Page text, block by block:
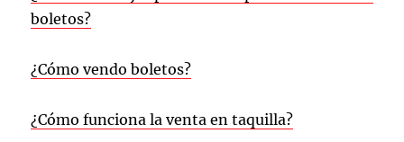
boletos?
¿Cómo vendo boletos?
¿Cómo funciona la venta en taquilla?